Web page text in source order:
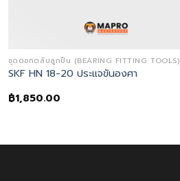
ชุดตอกตลับลูกปืน (BEARING FITTING TOOLS)
SKF HN 18-20 ประแจขันองศา
฿1,850.00